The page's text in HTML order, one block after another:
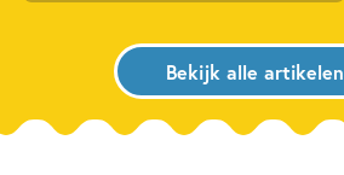
Bekijk alle artikelen